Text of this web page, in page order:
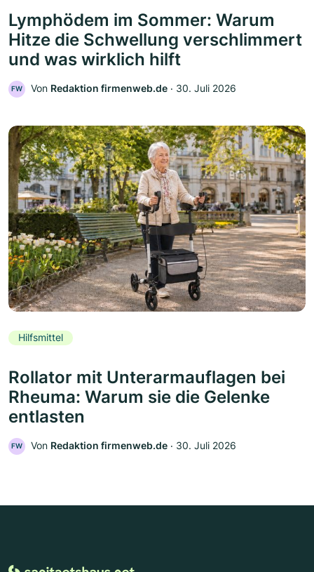
Lymphödem im Sommer: Warum
Hitze die Schwellung verschlimmert
und was wirklich hilft
FW Von Redaktion firmenweb.de ‧ 30. Juli 2026
Hilfsmittel
Rollator mit Unterarmauflagen bei
Rheuma: Warum sie die Gelenke
entlasten
FW Von Redaktion firmenweb.de ‧ 30. Juli 2026